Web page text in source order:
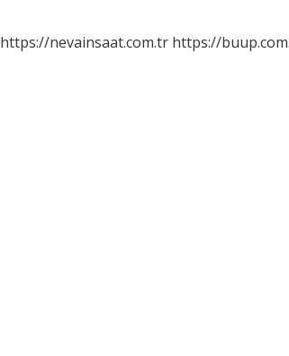
https://nevainsaat.com.tr https://